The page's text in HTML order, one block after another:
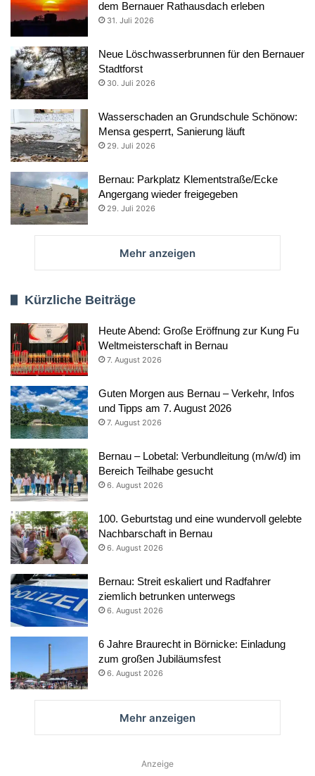
dem Bernauer Rathausdach erleben
31. Juli 2026
Neue Löschwasserbrunnen für den Bernauer
Stadtforst
30. Juli 2026
Wasserschaden an Grundschule Schönow:
Mensa gesperrt, Sanierung läuft
29. Juli 2026
Bernau: Parkplatz Klementstraße/Ecke
Angergang wieder freigegeben
29. Juli 2026
Mehr anzeigen
Kürzliche Beiträge
Heute Abend: Große Eröffnung zur Kung Fu
Weltmeisterschaft in Bernau
7. August 2026
Guten Morgen aus Bernau – Verkehr, Infos
und Tipps am 7. August 2026
7. August 2026
Bernau – Lobetal: Verbundleitung (m/w/d) im
Bereich Teilhabe gesucht
6. August 2026
100. Geburtstag und eine wundervoll gelebte
Nachbarschaft in Bernau
6. August 2026
Bernau: Streit eskaliert und Radfahrer
ziemlich betrunken unterwegs
6. August 2026
6 Jahre Braurecht in Börnicke: Einladung
zum großen Jubiläumsfest
6. August 2026
Mehr anzeigen
Anzeige